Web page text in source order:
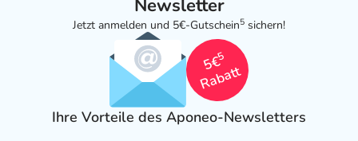
Newsletter
Jetzt anmelden und 5€-Gutschein5 sichern!
5€
5
Rabatt
Ihre Vorteile des Aponeo-Newsletters